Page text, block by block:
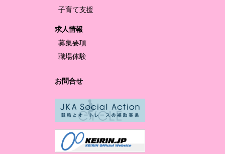
子育て支援
求人情報
募集要項
職場体験
お問合せ